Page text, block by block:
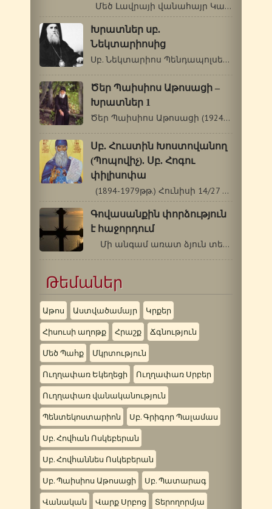
Մեծ Լավրայի վանահայր Կալիստրատոս…
Խրատներ սբ.
Նեկտարիոսից
Սբ. Նեկտարիոս Պենդապոլսեցի Տարորոշման1…
Ծեր Պաիսիոս Աթոսացի –
Խրատներ 1
Ծեր Պաիսիոս Աթոսացի (1924-1994) Խրատներ…
Սբ. Հուստին Խոստովանող
(Պոպովիչ). Սբ. Հոգու
փիլիսոփա
(1894-1979թթ.) Հունիսի 14/27 Սբ. Հուստին…
Գովասանքին փորձություն
է հաջորդում
Մի անգամ առատ ձյուն տեղաց: Մի վանքի…
Թեմաներ
Աթոս Աստվածամայր Կրքեր
Հիսուսի աղոթք Հրաշք Ճգնություն
Մեծ Պահք Մկրտություն
Ուղղափառ Եկեղեցի Ուղղափառ Սրբեր
Ուղղափառ վանականություն
Պենտեկոստարիոն Սբ. Գրիգոր Պալամաս
Սբ. Հովհան Ոսկեբերան
Սբ. Հովհաննես Ոսկեբերան
Սբ. Պաիսիոս Աթոսացի Սբ. Պատարագ
Վանական Վարք Սրբոց Տերողորմյա